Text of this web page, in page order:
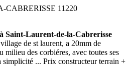
11220
Saint-Laurent-de-la-Cabrerisse
de st laurent, a 20mm de
milieu des corbiéres, avec toutes ses
simplicité ... Prix constructeur terrain +